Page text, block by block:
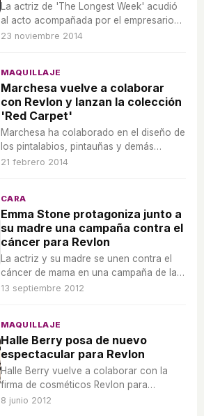
La actriz de 'The Longest Week' acudió
al acto acompañada por el empresario
Ron Perelman y el presidente y director
23 noviembre 2014
MAQUILLAJE
Marchesa vuelve a colaborar
con Revlon y lanzan la colección
'Red Carpet'
Marchesa ha colaborado en el diseño de
los pintalabios, pintauñas y demás
productos de la colección.
21 febrero 2014
CARA
Emma Stone protagoniza junto a
su madre una campaña contra el
cáncer para Revlon
La actriz y su madre se unen contra el
cáncer de mama en una campaña de la
firma de cosméticos.
13 septiembre 2012
MAQUILLAJE
Halle Berry posa de nuevo
espectacular para Revlon
Halle Berry vuelve a colaborar con la
firma de cosméticos Revlon para
protagonizar su nueva campaña.
8 junio 2012